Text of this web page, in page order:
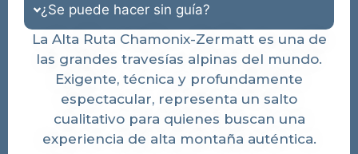
¿Se puede hacer sin guía?
La Alta Ruta Chamonix-Zermatt es una de
las grandes travesías alpinas del mundo.
Exigente, técnica y profundamente
espectacular, representa un salto
cualitativo para quienes buscan una
experiencia de alta montaña auténtica.